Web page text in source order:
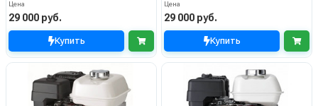
Цена
29 000 руб.
Купить
Цена
29 000 руб.
Купить